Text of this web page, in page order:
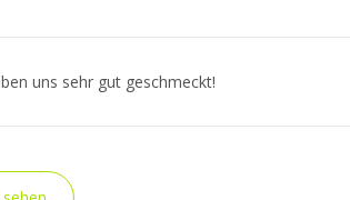
uns sehr gut geschmeckt!